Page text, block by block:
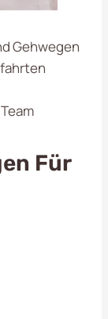
Gehwegen
Für